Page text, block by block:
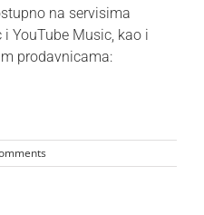
na servisima
i YouTube Music, kao i
prodavnicama: